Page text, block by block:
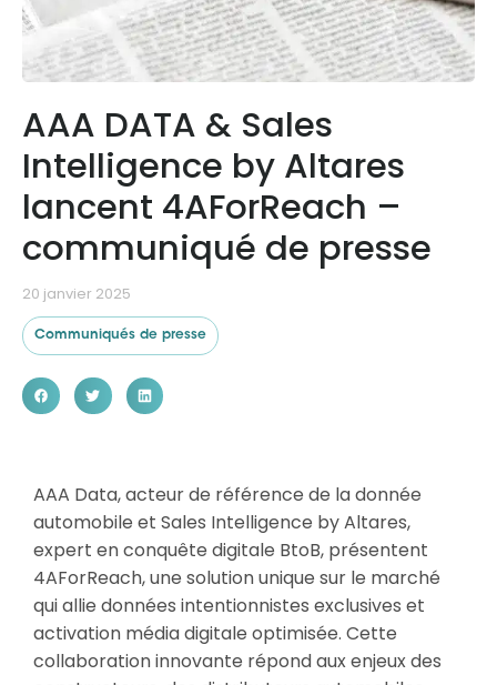
Ressources
AAA DATA & Sales
Intelligence by Altares
lancent 4AForReach –
communiqué de presse
20 janvier 2025
Communiqués de presse
AAA Data, acteur de référence de la donnée
automobile et Sales Intelligence by Altares,
expert en conquête digitale BtoB, présentent
4AForReach, une solution unique sur le marché
qui allie données intentionnistes exclusives et
activation média digitale optimisée. Cette
collaboration innovante répond aux enjeux des